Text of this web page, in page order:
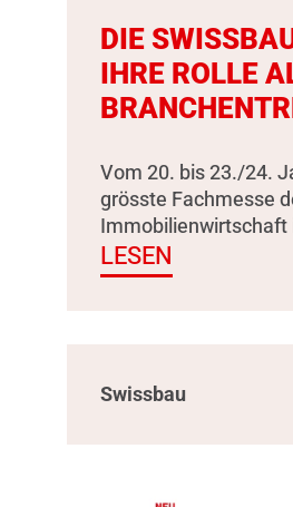
DIE
IHRE ROLLE
Vom 20. bis 23./24.
grösste Fachmesse
Immobilienwirtschaft
LESEN
Swissbau